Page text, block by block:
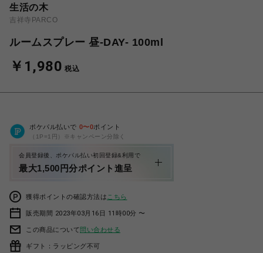
生活の木
吉祥寺PARCO
ルームスプレー 昼-DAY- 100ml
￥1,980 税込
ポケパル払いで 0〜0ポイント
（1P=1円）※キャンペーン分除く
会員登録後、ポケパル払い初回登録&利用で
最大1,500円分ポイント進呈
獲得ポイントの確認方法は こちら
販売期間 2023年03月16日 11時00分 〜
この商品について問い合わせる
ギフト：ラッピング不可